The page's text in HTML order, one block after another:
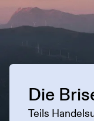
Die
Teils